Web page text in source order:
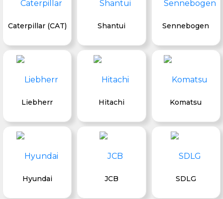
Caterpillar (CAT) Shantui Sennebogen
Liebherr Hitachi Komatsu
Hyundai JCB SDLG